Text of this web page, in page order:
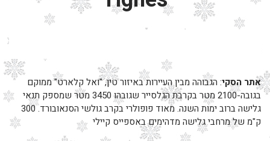
אתר הסקי: הגבוהה מבין העיירות באיזור טין, "ואל קלארט" ממוקם
בגובה-2100 מטר בקרבת הגלסייר שגובהו 3450 מטר שמספק תנאי
גלישה ברוב ימות השנה. מאוד פופולרי בקרב גולשי הסנאובורד. 300
ק"מ של מרחבי גלישה מדהימים באספייס קיילי